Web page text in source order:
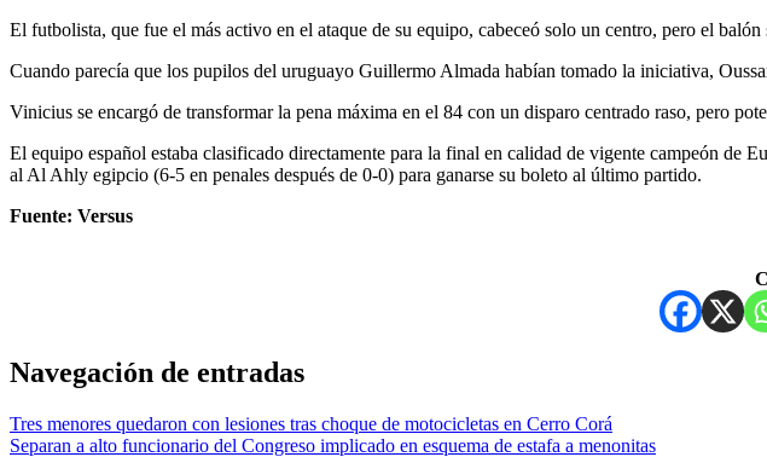
El futbolista, que fue el más activo en el ataque de su equipo, cabeceó solo un centro, pero el balón
Cuando parecía que los pupilos del uruguayo Guillermo Almada habían tomado la iniciativa,
Vinicius se encargó de transformar la pena máxima en el 84 con un disparo centrado raso, pero
El equipo español estaba clasificado directamente para la final en calidad de vigente campeón de
al Al Ahly egipcio (6-5 en penales después de 0-0) para ganarse su boleto al último partido.
Fuente: Versus
Navegación de entradas
Tres menores quedaron con lesiones tras choque de motocicletas en Cerro Corá
Separan a alto funcionario del Congreso implicado en esquema de estafa a menonitas